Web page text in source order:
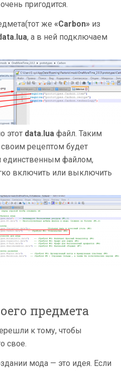
пригодится.
же «Carbon» из
, а в ней подключаем
этот data.lua файл. Таким
рецептом будет
единственным файлом,
включить или выключить
предмета
к тому, чтобы
свое.
мода — это идея. Если